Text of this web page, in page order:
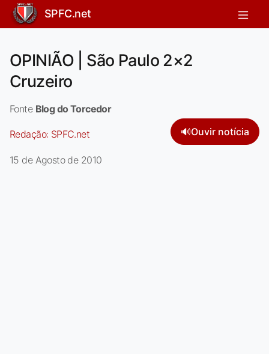
SPFC.net
OPINIÃO | São Paulo 2×2
Cruzeiro
Fonte Blog do Torcedor
Redação: SPFC.net 🔊Ouvir notícia
15 de Agosto de 2010